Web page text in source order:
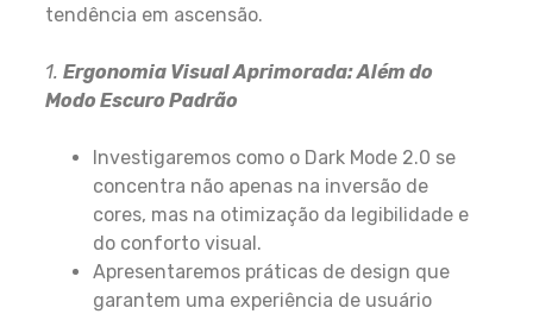
tendência em ascensão.
1. Ergonomia Visual Aprimorada: Além do
Modo Escuro Padrão
Investigaremos como o Dark Mode 2.0 se
concentra não apenas na inversão de
cores, mas na otimização da legibilidade e
do conforto visual.
Apresentaremos práticas de design que
garantem uma experiência de usuário